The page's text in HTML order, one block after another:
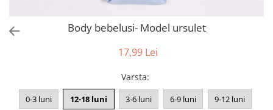
Body bebelusi- Model ursulet
17,99 Lei
Varsta:
0-3 luni 12-18 luni 3-6 luni 6-9 luni 9-12 luni